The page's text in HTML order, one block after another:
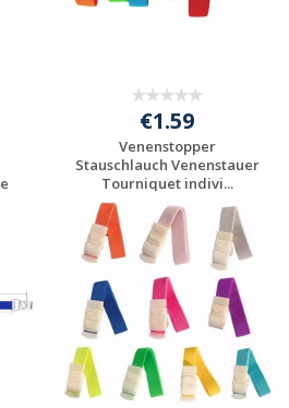
€1.59
Venenstopper
Stauschlauch Venenstauer
Tourniquet indivi...
Individuelle
Werbeartikel
anfragen